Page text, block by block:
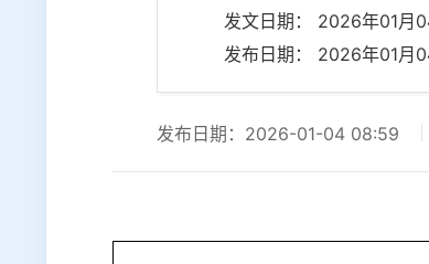
发文日期： 2026年01月
发布日期： 2026年01月
发布日期：2026-01-04 08:59